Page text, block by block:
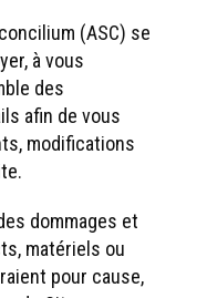
(ASC) se
à vous
des
afin de vous
modifications
dommages et
matériels ou
pour cause,